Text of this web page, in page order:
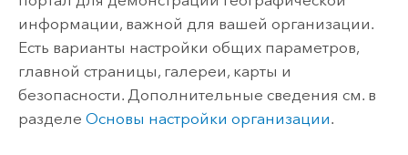
информации, важной для вашей организации.
Есть варианты настройки общих параметров,
главной страницы, галереи, карты и
безопасности. Дополнительные сведения см. в
разделе Основы настройки организации.